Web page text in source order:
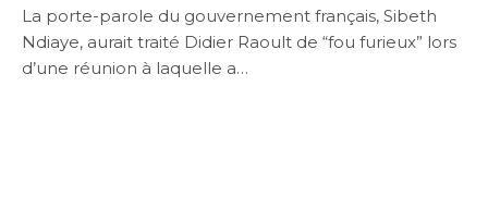
La porte-parole du gouvernement français, Sibeth
Ndiaye, aurait traité Didier Raoult de “fou furieux” lors
d’une réunion à laquelle a…